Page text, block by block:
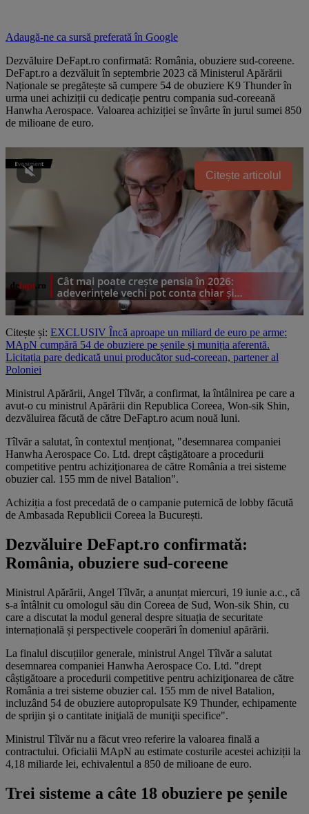
Adaugă-ne ca sursă preferată în Google
Dezvăluire DeFapt.ro confirmată: România, obuziere sud-coreene.
DeFapt.ro a dezvăluit în septembrie 2023 că Ministerul Apărării
Naționale se pregătește să cumpere 54 de obuziere K9 Thunder în
urma unei achiziții cu dedicație pentru compania sud-coreeană
Hanwha Aerospace. Valoarea achiziției se învârte în jurul sumei 850
de milioane de euro.
Citește articolul
Citește și: EXCLUSIV Încă aproape un miliard de euro pe arme:
MApN cumpără 54 de obuziere pe șenile și muniția aferentă.
Licitația pare dedicată unui producător sud-coreean, partener al
Poloniei
Ministrul Apărării, Angel Tîlvăr, a confirmat, la întâlnirea pe care a
avut-o cu ministrul Apărării din Republica Coreea, Won-sik Shin,
dezvăluirea făcută de către DeFapt.ro acum nouă luni.
Tîlvăr a salutat, în contextul menționat, "desemnarea companiei
Hanwha Aerospace Co. Ltd. drept câştigătoare a procedurii
competitive pentru achiziţionarea de către România a trei sisteme
obuzier cal. 155 mm de nivel Batalion".
Achiziția a fost precedată de o campanie puternică de lobby făcută
de Ambasada Republicii Coreea la București.
Dezvăluire DeFapt.ro confirmată:
România, obuziere sud-coreene
Ministrul Apărării, Angel Tîlvăr, a anunțat miercuri, 19 iunie a.c., că
s-a întâlnit cu omologul său din Coreea de Sud, Won-sik Shin, cu
care a discutat la modul general despre situația de securitate
internațională și perspectivele cooperări în domeniul apărării.
La finalul discuțiilor generale, ministrul Angel Tîlvăr a salutat
desemnarea companiei Hanwha Aerospace Co. Ltd. "drept
câștigătoare a procedurii competitive pentru achiziţionarea de către
România a trei sisteme obuzier cal. 155 mm de nivel Batalion,
incluzând 54 de obuziere autopropulsate K9 Thunder, echipamente
de sprijin şi o cantitate iniţială de muniţii specifice".
Ministrul Tîlvăr nu a făcut vreo referire la valoarea finală a
contractului. Oficialii MApN au estimate costurile acestei achiziții la
4,18 miliarde lei, echivalentul a 850 de milioane de euro.
Trei sisteme a câte 18 obuziere pe șenile